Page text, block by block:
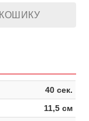
40 сек.
11,5 см